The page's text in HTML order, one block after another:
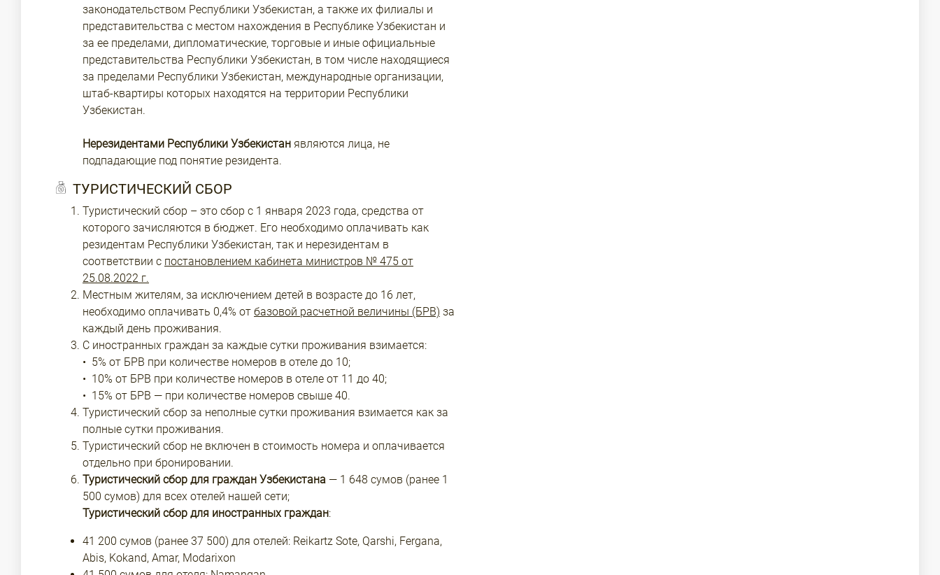
законодательством Республики Узбекистан, а также их филиалы и
представительства с местом нахождения в Республике Узбекистан и
за ее пределами, дипломатические, торговые и иные официальные
представительства Республики Узбекистан, в том числе находящиеся
за пределами Республики Узбекистан, международные организации,
штаб-квартиры которых находятся на территории Республики
Узбекистан.
Нерезидентами Республики Узбекистан являются лица, не
подпадающие под понятие резидента.
ТУРИСТИЧЕСКИЙ СБОР
Туристический сбор – это сбор с 1 января 2023 года, средства от
которого зачисляются в бюджет. Его необходимо оплачивать как
резидентам Республики Узбекистан, так и нерезидентам в
соответствии с постановлением кабинета министров № 475 от
25.08.2022 г.
Местным жителям, за исключением детей в возрасте до 16 лет,
необходимо оплачивать 0,4% от базовой расчетной величины (БРВ) за
каждый день проживания.
С иностранных граждан за каждые сутки проживания взимается:
• 5% от БРВ при количестве номеров в отеле до 10;
• 10% от БРВ при количестве номеров в отеле от 11 до 40;
• 15% от БРВ — при количестве номеров свыше 40.
Туристический сбор за неполные сутки проживания взимается как за
полные сутки проживания.
Туристический сбор не включен в стоимость номера и оплачивается
отдельно при бронировании.
Туристический сбор для граждан Узбекистана — 1 648 сумов (ранее 1
500 сумов) для всех отелей нашей сети;
Туристический сбор для иностранных граждан:
41 200 сумов (ранее 37 500) для отелей: Reikartz Sote, Qarshi, Fergana,
Abis, Kokand, Amar, Modarixon